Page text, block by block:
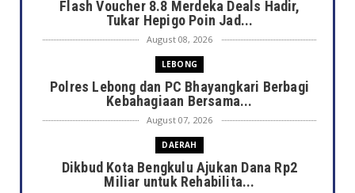
Flash Voucher 8.8 Merdeka Deals Hadir,
Tukar Hepigo Poin Jad...
August 08, 2026
LEBONG
Polres Lebong dan PC Bhayangkari Berbagi
Kebahagiaan Bersama...
August 07, 2026
DAERAH
Dikbud Kota Bengkulu Ajukan Dana Rp2
Miliar untuk Rehabilita...